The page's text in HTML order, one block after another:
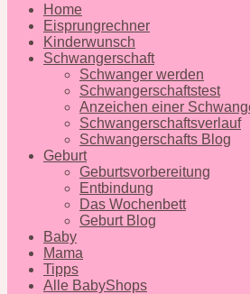
Home
Eisprungrechner
Kinderwunsch
Schwangerschaft
Schwanger werden
Schwangerschaftstest
Anzeichen einer
Schwangerschaftsverlauf
Schwangerschafts Blog
Geburt
Geburtsvorbereitung
Entbindung
Das Wochenbett
Geburt Blog
Baby
Mama
Tipps
Alle BabyShops